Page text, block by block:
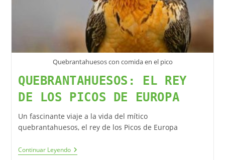
Quebrantahuesos con comida en el pico
QUEBRANTAHUESOS: EL REY
DE LOS PICOS DE EUROPA
Un fascinante viaje a la vida del mítico
quebrantahuesos, el rey de los Picos de Europa
Continuar Leyendo